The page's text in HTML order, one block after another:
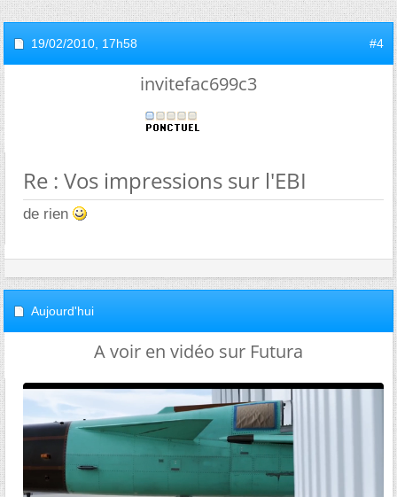
19/02/2010, 17h58 #4
invitefac699c3
Re : Vos impressions sur l'EBI
de rien
Aujourd'hui
A voir en vidéo sur Futura